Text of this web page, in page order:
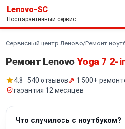
Lenovo-SC
Постгарантийный сервис
Сервисный центр Леново/Ремонт
Ремонт LenovoYoga 7 2-
4.8 · 540 отзывов
1 500+
гарантия 12 месяцев
Что случилось с ноутбуком?